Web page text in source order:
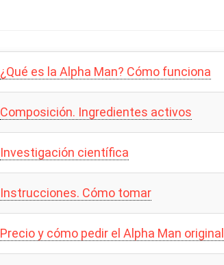
¿Qué es la Alpha Man? Cómo funciona
Composición. Ingredientes activos
Investigación científica
Instrucciones. Cómo tomar
Precio y cómo pedir el Alpha Man original